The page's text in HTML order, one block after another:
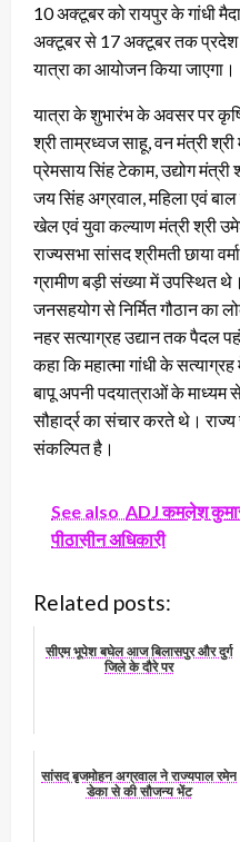
10 अक्टूबर को रायपुर के गांधी
अक्टूबर से 17 अक्टूबर तक प्रदेश
यात्रा का आयोजन किया जाएगा।
यात्रा के शुभारंभ के अवसर पर कृषि
श्री ताम्रध्वज साहू, वन मंत्री
प्रेमसाय सिंह टेकाम, उद्योग
जय सिंह अग्रवाल, महिला एवं बाल
खेल एवं युवा कल्याण मंत्री श्री
राज्यसभा सांसद श्रीमती छाया
ग्रामीण बड़ी संख्या में उपस्थित
जनसहयोग से निर्मित गौठान का
नहर सत्याग्रह उद्यान तक
कहा कि महात्मा गांधी के
बापू अपनी पदयात्राओं के
सौहार्द्र का संचार करते थे।
संकल्पित है।
See also ADJ कमलेश
पीठासीन अधिकारी
Related posts:
सीएम भूपेश बघेल आज बिलासपुर और दुर्ग
जिले के दौरे पर
सांसद बृजमोहन अग्रवाल ने राज्यपाल रमेन
डेका से की सौजन्य भेंट